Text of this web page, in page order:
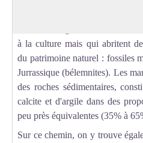
à la culture mais qui abritent
du patrimoine naturel : fossiles
Jurrassique (bélemnites). Les
des roches sédimentaires,
calcite et d'argile dans des
peu près équivalentes (35% à
Sur ce chemin, on y trouve